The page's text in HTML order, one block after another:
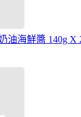
油海鮮醬 140g X